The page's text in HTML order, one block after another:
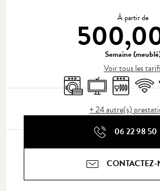
À partir de
Semaine
Voir tous les
Lave lingeTélévisionLave vaisselle
WiFi
+ 24 autre(s)
06 22 98 50
CONTACTEZ-